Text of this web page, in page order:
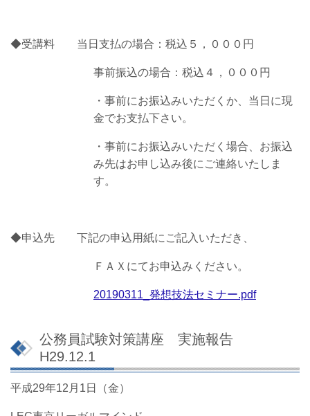
◆受講料 当日支払の場合：税込５，０００円
事前振込の場合：税込４，０００円
・事前にお振込みいただくか、当日に現
金でお支払下さい。
・事前にお振込みいただく場合、お振込
み先はお申し込み後にご連絡いたしま
す。
◆申込先 下記の申込用紙にご記入いただき、
ＦＡＸにてお申込みください。
20190311_発想技法セミナー.pdf
公務員試験対策講座 実施報告
H29.12.1
平成29年12月1日（金）